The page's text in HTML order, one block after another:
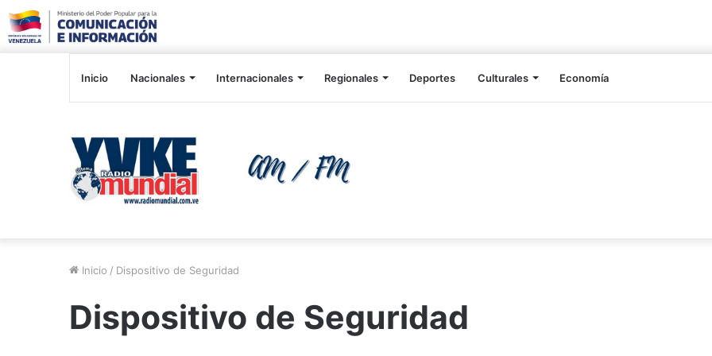
Inicio Nacionales Internacionales Regionales Deportes Culturales Economía
Inicio / Dispositivo de Seguridad
Dispositivo de Seguridad